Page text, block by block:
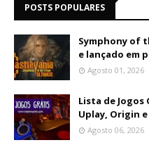
POSTS POPULARES
Symphony of
e lançado em
Agosto 01, 2026
Lista de Jogos
Uplay, Origin e
Agosto 06, 2026